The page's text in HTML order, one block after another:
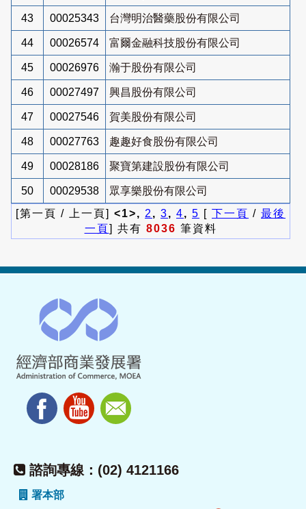
43 00025343 台灣明治醫藥股份有限公司
44 00026574 富爾金融科技股份有限公司
45 00026976 瀚于股份有限公司
46 00027497 興昌股份有限公司
47 00027546 賀美股份有限公司
48 00027763 趣趣好食股份有限公司
49 00028186 聚寶第建設股份有限公司
50 00029538
眾享樂股份有限公司
[第一頁 / 上一頁] <1>, 2 , 3, 4, 5 [ 下一頁 / 最後
一頁] 共有 8036 筆資料
諮詢專線：(02) 4121166
署本部